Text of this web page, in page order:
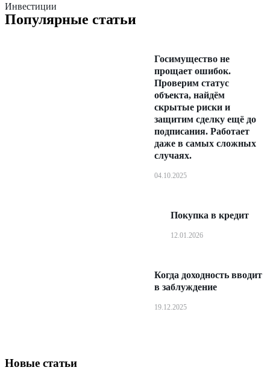
Инвестиции
Популярные статьи
Госимущество не
прощает ошибок.
Проверим статус
объекта, найдём
скрытые риски и
защитим сделку ещё до
подписания. Работает
даже в самых сложных
случаях.
04.10.2025
Покупка в кредит
12.01.2026
Когда доходность вводит
в заблуждение
19.12.2025
Новые статьи